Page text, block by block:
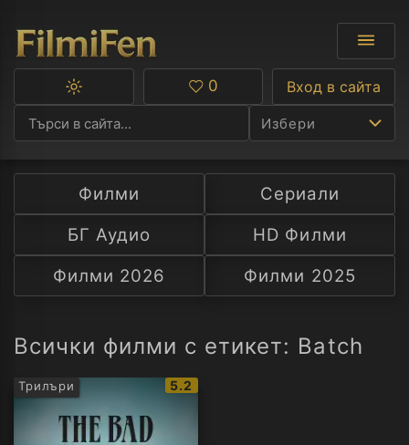
Избери
Ф
С
А
Превключване
тъмна
тема
Любими
0 Вход в сайта
Филми
Сериали
БГ Аудио
HD Филми
Филми 2026
Филми 2025
Всички филми с етикет: Batch
Трилъри
IMDb
5.2